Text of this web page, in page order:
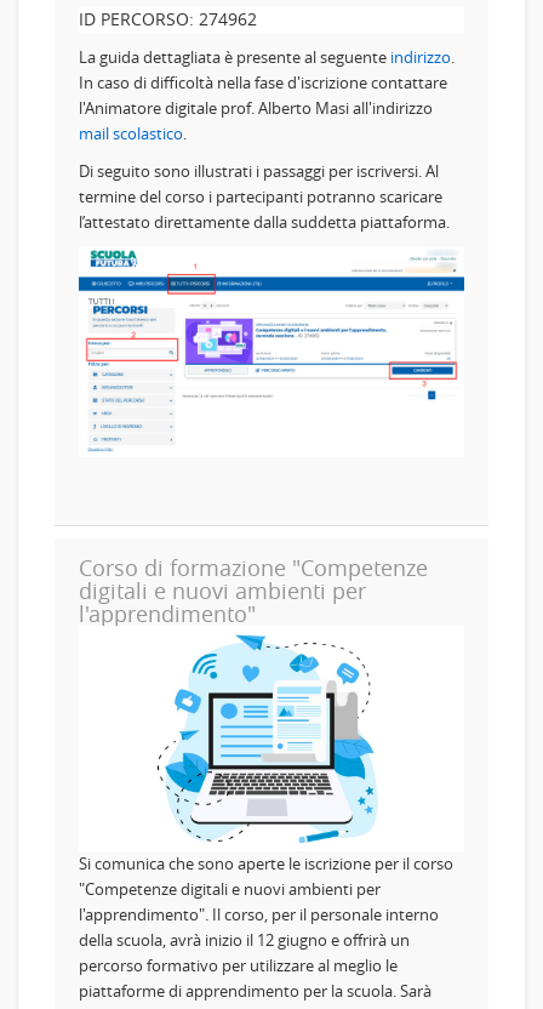
ID PERCORSO: 274962
La guida dettagliata è presente al seguente indirizzo.
In caso di difficoltà nella fase d'iscrizione contattare
l'Animatore digitale prof. Alberto Masi all'indirizzo
mail scolastico.
Di seguito sono illustrati i passaggi per iscriversi. Al
termine del corso i partecipanti potranno scaricare
l’attestato direttamente dalla suddetta piattaforma.
Corso di formazione "Competenze
digitali e nuovi ambienti per
l'apprendimento"
Si comunica che sono aperte le iscrizione per il corso
"Competenze digitali e nuovi ambienti per
l'apprendimento". Il corso, per il personale interno
della scuola, avrà inizio il 12 giugno e offrirà un
percorso formativo per utilizzare al meglio le
piattaforme di apprendimento per la scuola. Sarà